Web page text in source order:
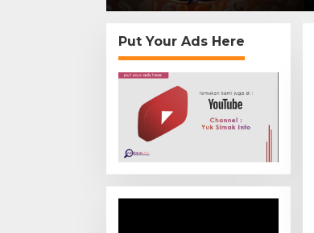
Put Your Ads Here